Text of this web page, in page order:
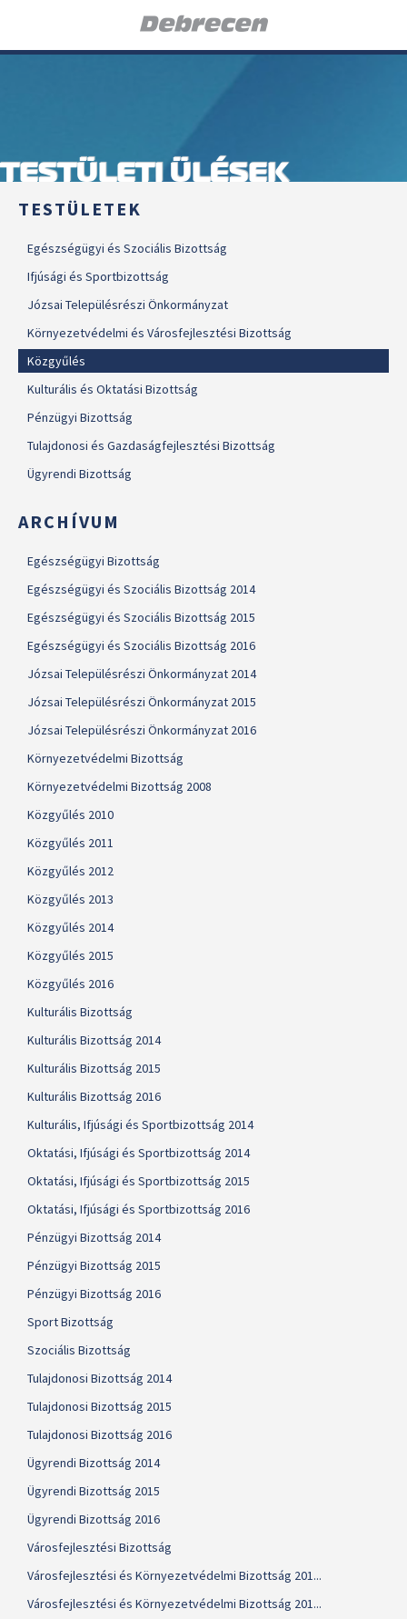
TESTÜLETI ÜLÉSEK
TESTÜLETEK
Egészségügyi és Szociális Bizottság
Ifjúsági és Sportbizottság
Józsai Településrészi Önkormányzat
Környezetvédelmi és Városfejlesztési Bizottság
Közgyűlés
Kulturális és Oktatási Bizottság
Pénzügyi Bizottság
Tulajdonosi és Gazdaságfejlesztési Bizottság
Ügyrendi Bizottság
ARCHÍVUM
Egészségügyi Bizottság
Egészségügyi és Szociális Bizottság 2014
Egészségügyi és Szociális Bizottság 2015
Egészségügyi és Szociális Bizottság 2016
Józsai Településrészi Önkormányzat 2014
Józsai Településrészi Önkormányzat 2015
Józsai Településrészi Önkormányzat 2016
Környezetvédelmi Bizottság
Környezetvédelmi Bizottság 2008
Közgyűlés 2010
Közgyűlés 2011
Közgyűlés 2012
Közgyűlés 2013
Közgyűlés 2014
Közgyűlés 2015
Közgyűlés 2016
Kulturális Bizottság
Kulturális Bizottság 2014
Kulturális Bizottság 2015
Kulturális Bizottság 2016
Kulturális, Ifjúsági és Sportbizottság 2014
Oktatási, Ifjúsági és Sportbizottság 2014
Oktatási, Ifjúsági és Sportbizottság 2015
Oktatási, Ifjúsági és Sportbizottság 2016
Pénzügyi Bizottság 2014
Pénzügyi Bizottság 2015
Pénzügyi Bizottság 2016
Sport Bizottság
Szociális Bizottság
Tulajdonosi Bizottság 2014
Tulajdonosi Bizottság 2015
Tulajdonosi Bizottság 2016
Ügyrendi Bizottság 2014
Ügyrendi Bizottság 2015
Ügyrendi Bizottság 2016
Városfejlesztési Bizottság
Városfejlesztési és Környezetvédelmi Bizottság 201...
Városfejlesztési és Környezetvédelmi Bizottság 201...